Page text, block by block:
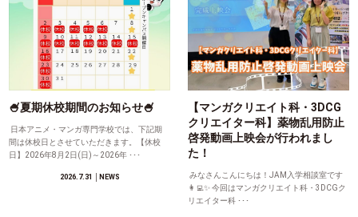
🍧夏期休校期間のお知らせ🍧
日本アニメ・マンガ専門学校では、下記期
間は休校日とさせていただきます。【休校
日】2026年8月2日(日)～2026年 ･･･
2026.7.31 │NEWS
【マンガクリエイト科・3DCG
クリエイター科】薬物乱用防止
啓発動画上映会が行われまし
た！
みなさんこんにちは！JAM入学相談室です
👩‍💻✨ 今回はマンガクリエイト科・3DCGク
リエイター科 ･･･